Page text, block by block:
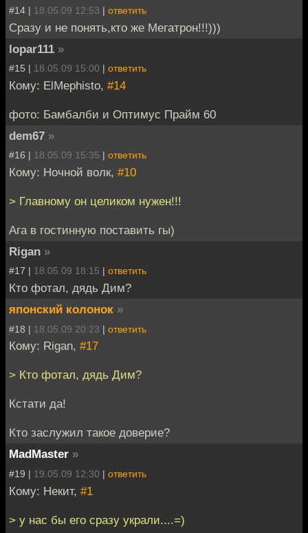
#14 | 18.05.09 12:53 | ответить
Сразу и не понять,кто же Мегатрон!!!)))
lopar111 »
#15 | 18.05.09 15:00 | ответить
Кому: ElMephisto, #14
фото: Бамбалби и Оптимус Прайм 60
dem67 »
#16 | 18.05.09 15:35 | ответить
Кому: Ночной волк, #10
> Главному он целиком нужен!!!
Ага в гостинную поставить гы)
Rigan »
#17 | 18.05.09 18:15 | ответить
Кто фотал, дядь Дим?
японский колонок »
#18 | 18.05.09 20:23 | ответить
Кому: Rigan, #17
> Кто фотал, дядь Дим?
Кстати да!
Кто заслужил такое доверие?
MadMaster »
#19 | 19.05.09 12:30 | ответить
Кому: Некит, #1
> у нас бы его сразу украли....=)